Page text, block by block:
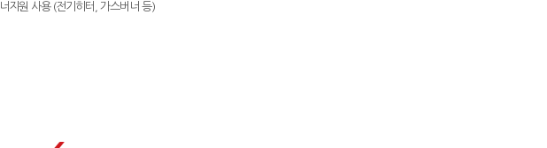
지원 사용 (전기히터, 가스버너 등)